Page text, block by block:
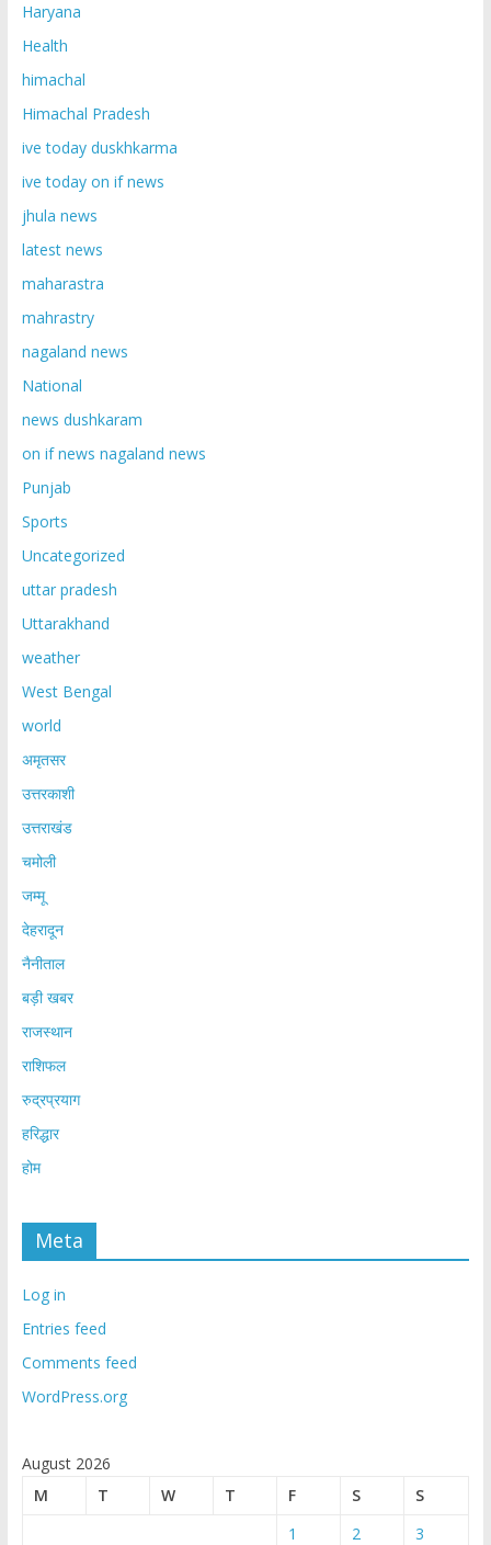
Haryana
Health
himachal
Himachal Pradesh
ive today duskhkarma
ive today on if news
jhula news
latest news
maharastra
mahrastry
nagaland news
National
news dushkaram
on if news nagaland news
Punjab
Sports
Uncategorized
uttar pradesh
Uttarakhand
weather
West Bengal
world
अमृतसर
उत्तरकाशी
उत्तराखंड
चमोली
जम्मू
देहरादून
नैनीताल
बड़ी खबर
राजस्थान
राशिफल
रुद्रप्रयाग
हरिद्धार
होम
Meta
Log in
Entries feed
Comments feed
WordPress.org
August 2026
M
T W T F S
S
1
2 3